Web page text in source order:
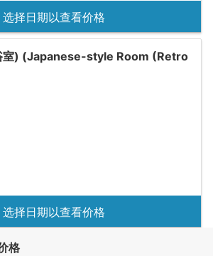
选择日期以查看价格
室) (Japanese-style Room (Retro
选择日期以查看价格
格